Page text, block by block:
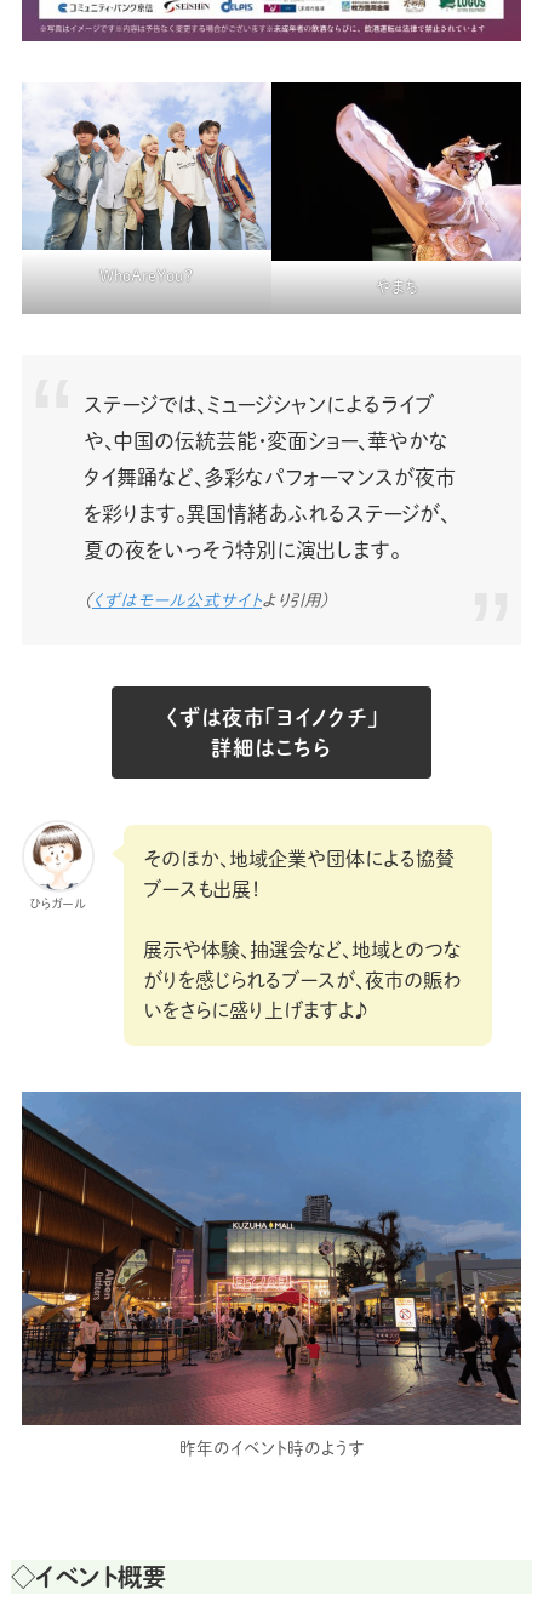
WhoAreYou?
やまち
ステージでは、ミュージシャンによるライブ
や、中国の伝統芸能・変面ショー、華やかな
タイ舞踊など、多彩なパフォーマンスが夜市
を彩ります。異国情緒あふれるステージが、
夏の夜をいっそう特別に演出します。
（くずはモール公式サイトより引用）
くずは夜市「ヨイノクチ」
詳細はこちら
ひらガール
そのほか、地域企業や団体による協賛
ブースも出展！
展示や体験、抽選会など、地域とのつな
がりを感じられるブースが、夜市の賑わ
いをさらに盛り上げますよ♪
昨年のイベント時のようす
◇イベント概要